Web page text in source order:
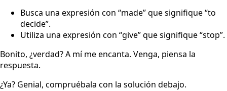
Busca una expresión con “made” que signifique “to
decide”.
Utiliza una expresión con “give” que signifique “stop”.
Bonito, ¿verdad? A mí me encanta. Venga, piensa la
respuesta.
¿Ya? Genial, compruébala con la solución debajo.